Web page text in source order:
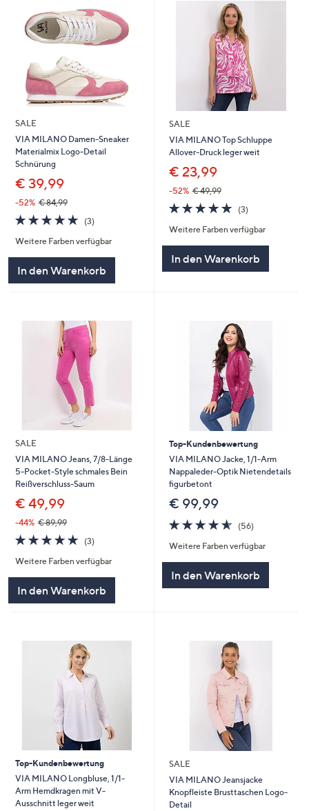
SALE
VIA MILANO Damen-Sneaker
Materialmix Logo-Detail
Schnürung
€ 39,99
-52% € 84,99
4.7
von
5
(3)3
Weitere Farben verfügbar
In den Warenkorb
SALE
VIA MILANO Top Schluppe
Allover-Druck leger weit
€ 23,99
-52% € 49,99
4.7
von
5
(3)3
Weitere Farben verfügbar
In den Warenkorb
SALE
VIA MILANO Jeans, 7/8-Länge
5-Pocket-Style schmales Bein
Reißverschluss-Saum
€ 49,99
-44% € 89,99
4.7
von
5
(3)3
Weitere Farben verfügbar
In den Warenkorb
Top-Kundenbewertung
VIA MILANO Jacke, 1/1-Arm
Nappaleder-Optik Nietendetails
figurbetont
€ 99,99
4.6
von
5
(56)56
Weitere Farben verfügbar
In den Warenkorb
Top-Kundenbewertung
VIA MILANO Longbluse, 1/1-
Arm Hemdkragen mit V-
Ausschnitt leger weit
SALE
VIA MILANO Jeansjacke
Knopfleiste Brusttaschen Logo-
Detail